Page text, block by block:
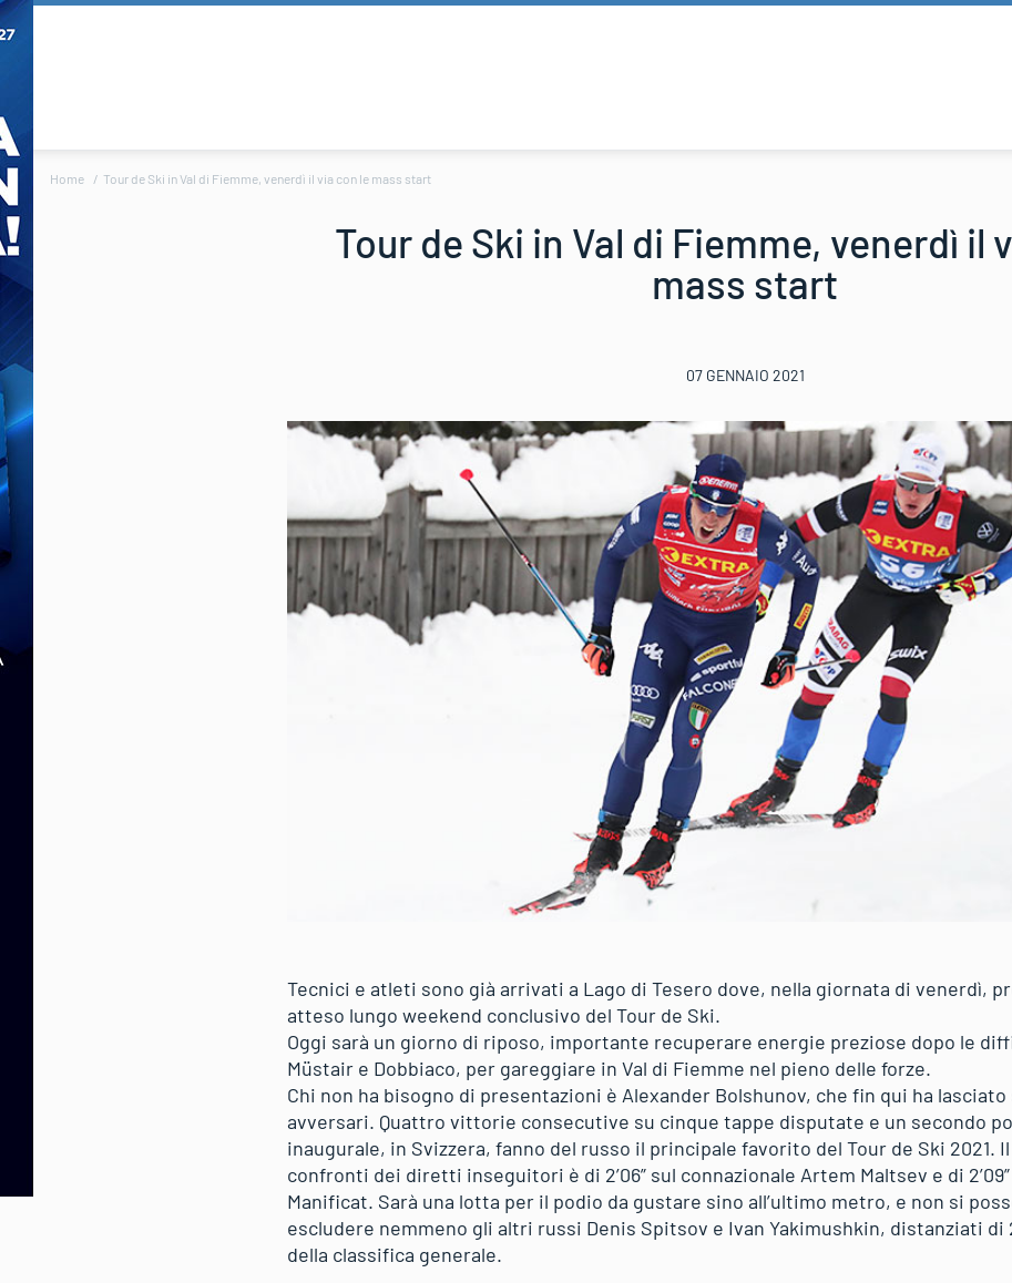
Home Tour de Ski in Val di Fiemme, venerdì il via con le mass start
Tour de Ski in Val di Fiemme, venerdì il
mass start
07 GENNAIO 2021
Tecnici e atleti sono già arrivati a Lago di Tesero dove, nella giornata di venerdì,
atteso lungo weekend conclusivo del Tour de Ski.
Oggi sarà un giorno di riposo, importante recuperare energie preziose dopo le
Müstair e Dobbiaco, per gareggiare in Val di Fiemme nel pieno delle forze.
Chi non ha bisogno di presentazioni è Alexander Bolshunov, che fin qui ha
avversari. Quattro vittorie consecutive su cinque tappe disputate e un secondo
inaugurale, in Svizzera, fanno del russo il principale favorito del Tour de Ski 2021.
confronti dei diretti inseguitori è di 2’06” sul connazionale Artem Maltsev e di
Manificat. Sarà una lotta per il podio da gustare sino all’ultimo metro, e non si
escludere nemmeno gli altri russi Denis Spitsov e Ivan Yakimushkin, distanziati di
della classifica generale.